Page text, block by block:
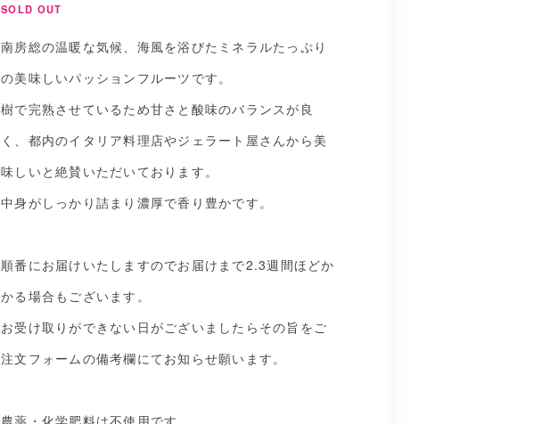
SOLD OUT
南房総の温暖な気候、海風を浴びたミネラルたっぷり
の美味しいパッションフルーツです。
樹で完熟させているため甘さと酸味のバランスが良
く、都内のイタリア料理店やジェラート屋さんから美
味しいと絶賛いただいております。
中身がしっかり詰まり濃厚で香り豊かです。
順番にお届けいたしますのでお届けまで2.3週間ほどか
かる場合もございます。
お受け取りができない日がございましたらその旨をご
注文フォームの備考欄にてお知らせ願います。